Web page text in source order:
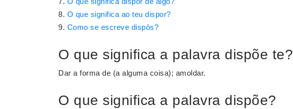
O que significa ao teu dispor?
Como se escreve dispôs?
O que significa a palavra dispõe te?
Dar a forma de (a alguma coisa); amoldar.
O que significa a palavra dispõe?